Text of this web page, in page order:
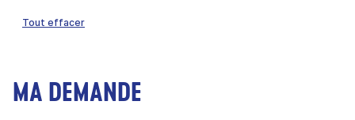
Tout effacer
MA DEMANDE